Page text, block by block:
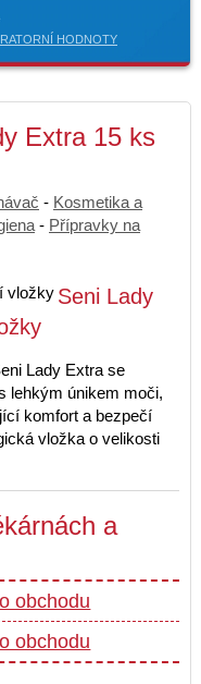
HODNOTY
Extra 15 ks
- Kosmetika a
- Přípravky na
Seni Lady
Lady Extra se
lehkým únikem moči,
komfort a bezpečí
vložka o velikosti
a
obchodu
obchodu